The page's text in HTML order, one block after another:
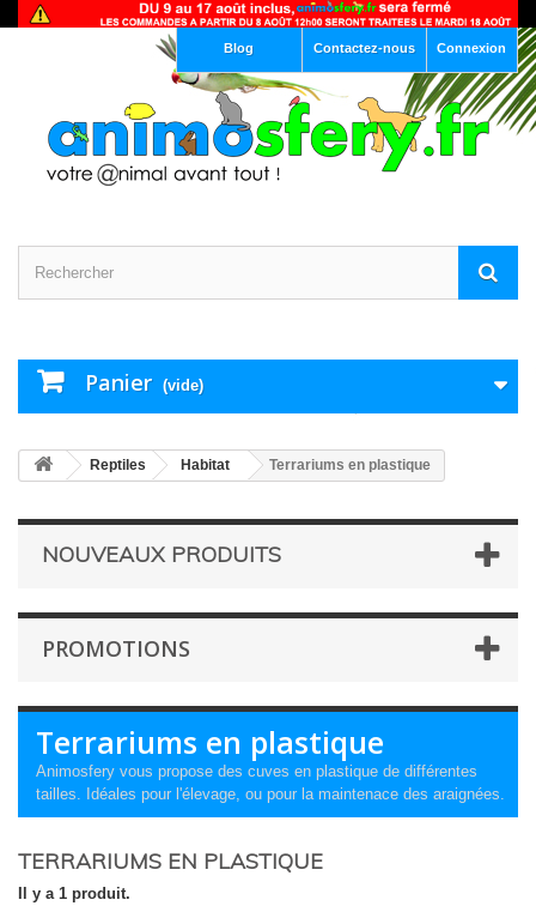
Connexion
Contactez-nous
Blog
Panier (vide)
Reptiles Habitat Terrariums en plastique
NOUVEAUX PRODUITS
PROMOTIONS
Terrariums en plastique
Animosfery vous propose des cuves en plastique de différentes
tailles. Idéales pour l'élevage, ou pour la maintenace des araignées.
TERRARIUMS EN PLASTIQUE
Il y a 1 produit.